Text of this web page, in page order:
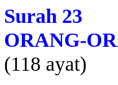
Surah 23
ORANG-
(118 ayat)